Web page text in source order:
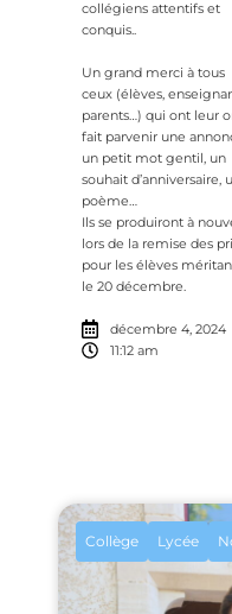
collégiens attentifs et
conquis..
Un grand merci à tous
ceux (élèves,
parents…) qui ont leur
fait parvenir une
un petit mot gentil, un
souhait d’anniversaire,
poème…
Ils se produiront à
lors de la remise des
pour les élèves
le 20 décembre.
décembre 4, 2024
11:12 am
Collège Lycée